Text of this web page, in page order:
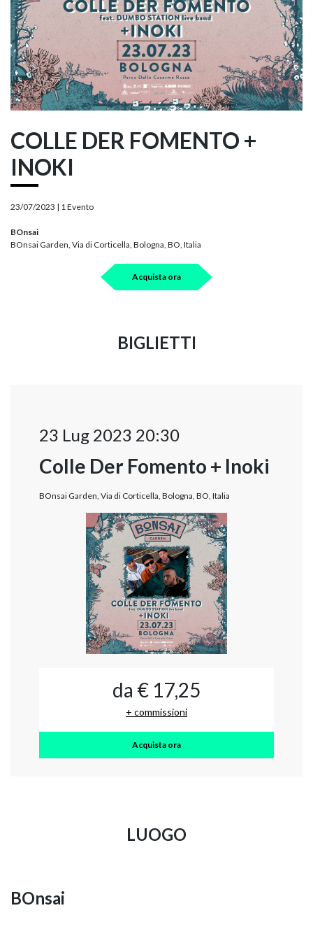
COLLE DER FOMENTO +
INOKI
23/07/2023 | 1 Evento
BOnsai
BOnsai Garden, Via di Corticella, Bologna, BO, Italia
Acquista ora
BIGLIETTI
23 Lug 2023 20:30
Colle Der Fomento + Inoki
BOnsai Garden, Via di Corticella, Bologna, BO, Italia
da € 17,25
+ commissioni
Acquista ora
LUOGO
BOnsai